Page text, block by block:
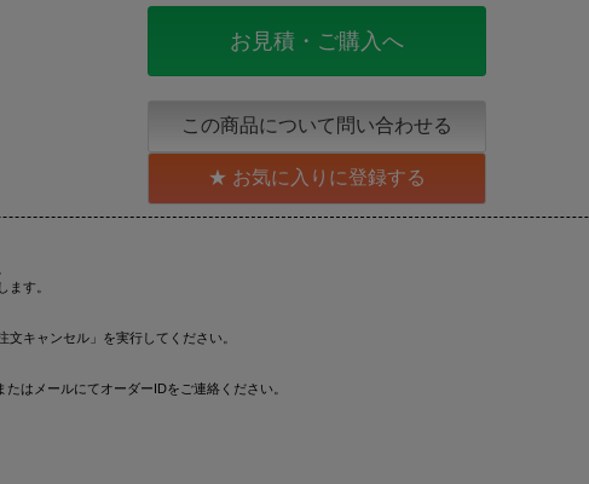
お見積・ご購入へ
この商品について問い合わせる
お気に入りに登録する
す。
キャンセル」を実行してください。
はメールにてオーダーIDをご連絡ください。